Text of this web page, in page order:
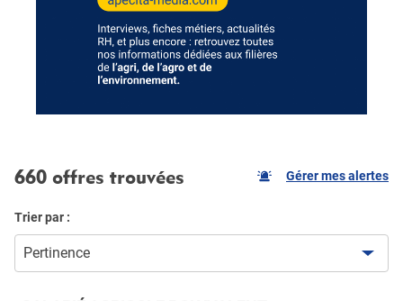
660 offres trouvées Gérer mes alertes
Trier par :
Pertinence